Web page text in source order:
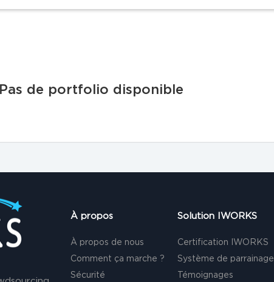
Pas de portfolio disponible
À propos
À propos de nous
Comment ça marche ?
Sécurité
Solution IWORKS
Certification IWORKS
Système de parrainage
Témoignages